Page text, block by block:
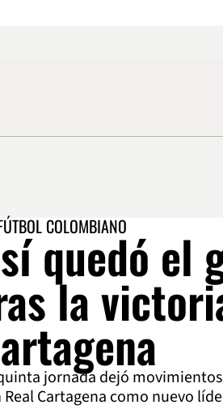
COLOMBIANO
quedó el
la
jornada dejó
Real Cartagena como nuevo